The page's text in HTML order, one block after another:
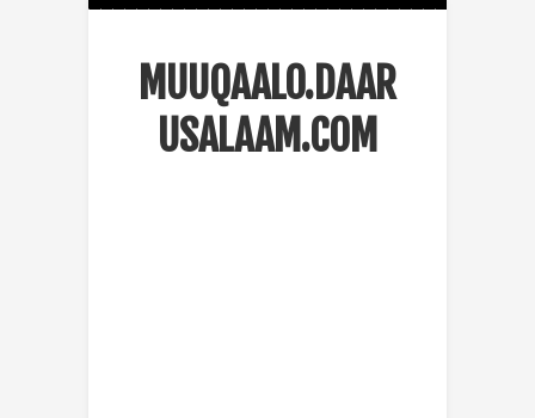
MUUQAALO.DAAR
USALAAM.COM